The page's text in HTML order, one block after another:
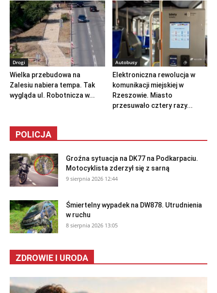
Drogi
Wielka przebudowa na
Zalesiu nabiera tempa. Tak
wygląda ul. Robotnicza w...
Autobusy
Elektroniczna rewolucja w
komunikacji miejskiej w
Rzeszowie. Miasto
przesuwało cztery razy...
POLICJA
Groźna sytuacja na DK77 na Podkarpaciu.
Motocyklista zderzył się z sarną
9 sierpnia 2026 12:44
Śmiertelny wypadek na DW878. Utrudnienia
w ruchu
8 sierpnia 2026 13:05
ZDROWIE I URODA